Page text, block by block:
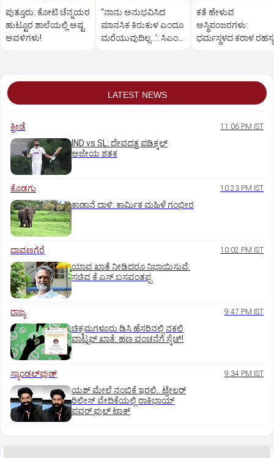
ಪುತ್ತೂರು: ಕೋಟಿ ಚೆನ್ನಯರ
ಹುಟ್ಟೂರ ಶಾಲೆಯಲ್ಲಿ ಅಷ್ಟ
ಅವಳಿಗಳು!
“ನಾನು ಅನುಭವಿಸಿದ
ಮಾನಸಿಕ ಕಿರುಕುಳ ಎಂದೂ
ಮರೆಯುವುದಿಲ್ಲ…’: ಸಿಎಂ
ಕತೆ ಹೇಳುವ
ಅಸ್ಥಿಪಂಜರಗಳು:
ಧರ್ಮಸ್ಥಳದ‌ ಕರಾಳ ರಹಸ್ಯ
LATEST NEWS
ಕ್ರೀಡೆ 11:06 PM IST
IND vs SL: ದೇವದತ್ತ ಪಡಿಕ್ಕಲ್‌
ಅಜೇಯ ಶತಕ
ಕೊಡಗು 10:23 PM IST
ಕಾಡಾನೆ ದಾಳಿ: ಕಾರ್ಮಿಕ ಮಹಿಳೆ ಗಂಭೀರ
ದಾವಣಗೆರೆ 10:02 PM IST
ಯಾವ ಖಾತೆ ನೀಡಿದರೂ ನಿಭಾಯಿಸುವೆ:
ಸಚಿವ ಕೆ.ಎಸ್.ಬಸವಂತಪ್ಪ
ರಾಜ್ಯ 9:47 PM IST
ಚಿಕ್ಕಮಗಳೂರು ಡಿಸಿ ಹೆಸರಿನಲ್ಲಿ ನಕಲಿ
ವಾಟ್ಸಪ್ ಖಾತೆ: ಹಣ ವಂಚನೆಗೆ ಸ್ಕೆಚ್!
ಸ್ಯಾಂಡಲ್‌ವುಡ್‌ 9:34 PM IST
ಯಶ್‌ ಮೇಲೆ ನಂಬಿಕೆ ಇರಲಿ.. ಟ್ರೇಲರ್‌
ರಿಲೀಸ್‌ ವೇದಿಕೆಯಲ್ಲಿ ರಾಕಿಭಾಯ್‌
ಪವರ್‌ ಫುಲ್‌ ಟಾಕ್